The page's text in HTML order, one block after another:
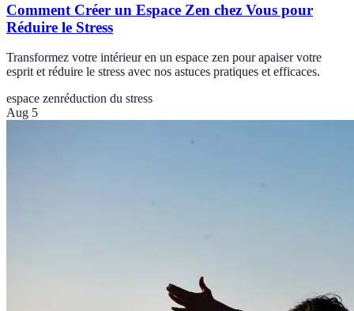
Comment Créer un Espace Zen chez Vous pour
Réduire le Stress
Transformez votre intérieur en un espace zen pour apaiser votre
esprit et réduire le stress avec nos astuces pratiques et efficaces.
espace zenréduction du stress
Aug 5